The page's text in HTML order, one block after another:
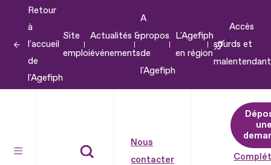
contenu
Retour
à
l'accueil
de
l'Agefiph
Site
emploi
Actualités &
événements
A
propos
de
l'Agefiph
L'Agefiph
en région
Accès
sourds et
Nous
contacter